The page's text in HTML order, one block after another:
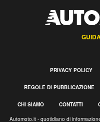
PRIVACY POLICY
REGOLE DI PUBBLICAZIONE
CHI SIAMO CONTATTI
Automoto.it - quotidiano di